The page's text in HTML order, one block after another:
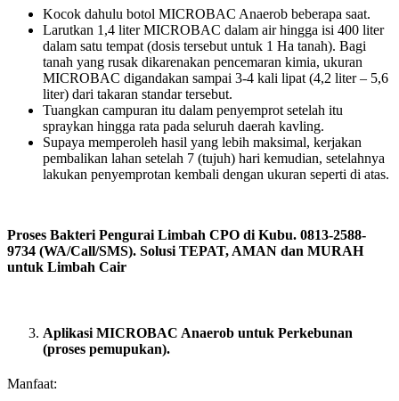
Kocok dahulu botol MICROBAC Anaerob beberapa saat.
Larutkan 1,4 liter MICROBAC dalam air hingga isi 400 liter
dalam satu tempat (dosis tersebut untuk 1 Ha tanah). Bagi
tanah yang rusak dikarenakan pencemaran kimia, ukuran
MICROBAC digandakan sampai 3-4 kali lipat (4,2 liter – 5,6
liter) dari takaran standar tersebut.
Tuangkan campuran itu dalam penyemprot setelah itu
spraykan hingga rata pada seluruh daerah kavling.
Supaya memperoleh hasil yang lebih maksimal, kerjakan
pembalikan lahan setelah 7 (tujuh) hari kemudian, setelahnya
lakukan penyemprotan kembali dengan ukuran seperti di atas.
Proses Bakteri Pengurai Limbah CPO di Kubu. 0813-2588-
9734 (WA/Call/SMS). Solusi TEPAT, AMAN dan MURAH
untuk Limbah Cair
Aplikasi MICROBAC Anaerob untuk Perkebunan
(proses pemupukan).
Manfaat: